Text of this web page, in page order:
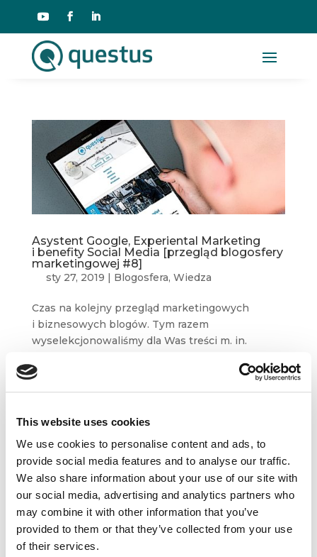
This website uses cookies
We use cookies to personalise content and ads, to
provide social media features and to analyse our traffic.
We also share information about your use of our site with
our social media, advertising and analytics partners who
may combine it with other information that you’ve
provided to them or that they’ve collected from your use
of their services.
Asystent Google, Experiental Marketing
i benefity Social Media [przegląd blogosfery
marketingowej #8]
sty 27, 2019 | Blogosfera, Wiedza
Czas na kolejny przegląd marketingowych
i biznesowych blogów. Tym razem
wyselekcjonowaliśmy dla Was treści m. in.
przy Kawie czy Search Engine Watch.
Inspirującej lektury! How Marketers Can
Dane kontaktowe

questus